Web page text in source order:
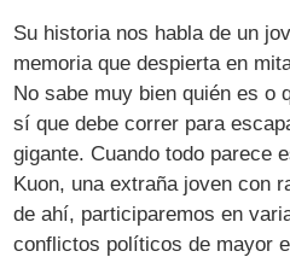
Su historia nos habla de un
memoria que despierta en
No sabe muy bien quién es o
sí que debe correr para
gigante. Cuando todo parece
Kuon, una extraña joven con
de ahí, participaremos en
conflictos políticos de mayor